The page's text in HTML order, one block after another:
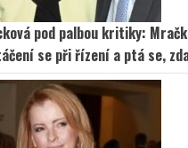
pod palbou kritiky:
se při řízení a ptá se,